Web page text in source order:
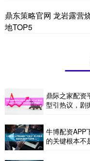
鼎东策略官网 龙岩露营
地TOP5
鼎际之家配资
型引热议，剧
牛博配资APP
的关键根本不